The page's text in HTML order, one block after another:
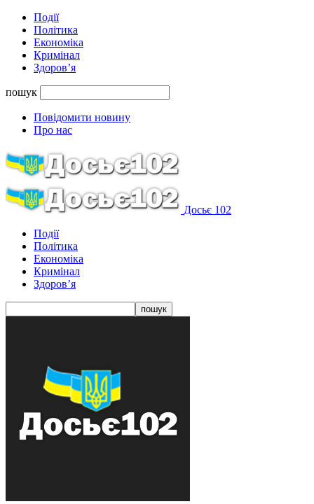
Події
Політика
Економіка
Кримінал
Здоров’я
пошук
Повідомити новину
Про нас
Досьє 102
Події
Політика
Економіка
Кримінал
Здоров’я